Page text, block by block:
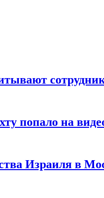
попало на
Израиля в